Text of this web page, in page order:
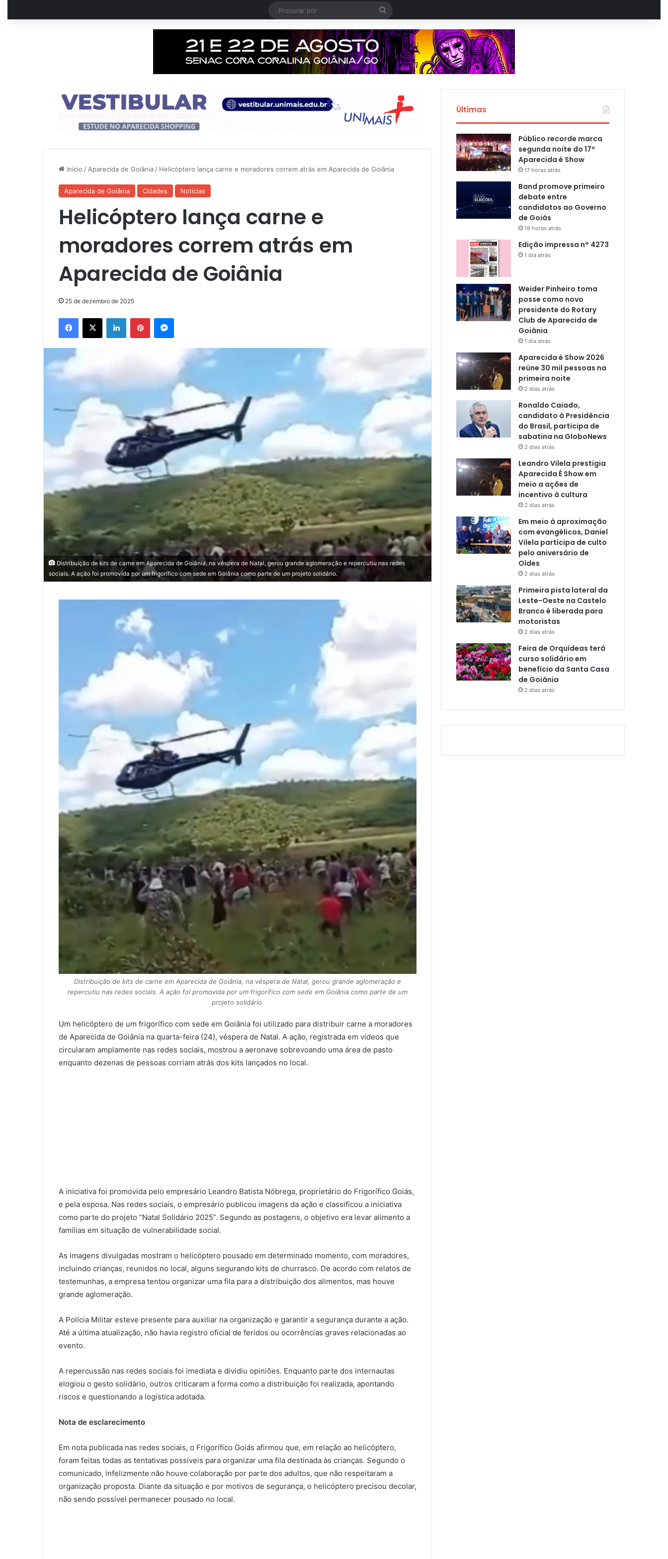
Procurar
por
Início / Aparecida de Goiânia / Helicóptero lança carne e moradores correm atrás em Aparecida de Goiânia
Aparecida de Goiânia Cidades Notícias
Helicóptero lança carne e
moradores correm atrás em
Aparecida de Goiânia
25 de dezembro de 2025
Facebook
X LinkedinPinterestMessenger
Distribuição de kits de carne em Aparecida de Goiânia, na véspera de Natal, gerou grande aglomeração e repercutiu nas redes
sociais. A ação foi promovida por um frigorífico com sede em Goiânia como parte de um projeto solidário.
Distribuição de kits de carne em Aparecida de Goiânia, na véspera de Natal, gerou grande aglomeração e
repercutiu nas redes sociais. A ação foi promovida por um frigorífico com sede em Goiânia como parte de um
projeto solidário.
Um helicóptero de um frigorífico com sede em Goiânia foi utilizado para distribuir carne a moradores
de Aparecida de Goiânia na quarta-feira (24), véspera de Natal. A ação, registrada em vídeos que
circularam amplamente nas redes sociais, mostrou a aeronave sobrevoando uma área de pasto
enquanto dezenas de pessoas corriam atrás dos kits lançados no local.
A iniciativa foi promovida pelo empresário Leandro Batista Nóbrega, proprietário do Frigorífico Goiás,
e pela esposa. Nas redes sociais, o empresário publicou imagens da ação e classificou a iniciativa
como parte do projeto “Natal Solidário 2025”. Segundo as postagens, o objetivo era levar alimento a
famílias em situação de vulnerabilidade social.
As imagens divulgadas mostram o helicóptero pousado em determinado momento, com moradores,
incluindo crianças, reunidos no local, alguns segurando kits de churrasco. De acordo com relatos de
testemunhas, a empresa tentou organizar uma fila para a distribuição dos alimentos, mas houve
grande aglomeração.
A Polícia Militar esteve presente para auxiliar na organização e garantir a segurança durante a ação.
Até a última atualização, não havia registro oficial de feridos ou ocorrências graves relacionadas ao
evento.
A repercussão nas redes sociais foi imediata e dividiu opiniões. Enquanto parte dos internautas
elogiou o gesto solidário, outros criticaram a forma como a distribuição foi realizada, apontando
riscos e questionando a logística adotada.
Nota de esclarecimento
Em nota publicada nas redes sociais, o Frigorífico Goiás afirmou que, em relação ao helicóptero,
foram feitas todas as tentativas possíveis para organizar uma fila destinada às crianças. Segundo o
comunicado, infelizmente não houve colaboração por parte dos adultos, que não respeitaram a
organização proposta. Diante da situação e por motivos de segurança, o helicóptero precisou decolar,
não sendo possível permanecer pousado no local.
Últimas
Público recorde marca
segunda noite do 17º
Aparecida é Show
17 horas atrás
Band promove primeiro
debate entre
candidatos ao Governo
de Goiás
18 horas atrás
Edição impressa n° 4273
1 dia atrás
Weider Pinheiro toma
posse como novo
presidente do Rotary
Club de Aparecida de
Goiânia
1 dia atrás
Aparecida é Show 2026
reúne 30 mil pessoas na
primeira noite
2 dias atrás
Ronaldo Caiado,
candidato à Presidência
do Brasil, participa de
sabatina na GloboNews
2 dias atrás
Leandro Vilela prestigia
Aparecida É Show em
meio a ações de
incentivo à cultura
2 dias atrás
Em meio à aproximação
com evangélicos, Daniel
Vilela participa de culto
pelo aniversário de
Oídes
2 dias atrás
Primeira pista lateral da
Leste-Oeste na Castelo
Branco é liberada para
motoristas
2 dias atrás
Feira de Orquídeas terá
curso solidário em
benefício da Santa Casa
de Goiânia
2 dias atrás